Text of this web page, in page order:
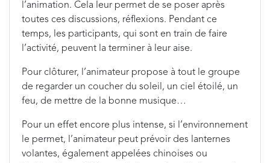
l’animation. Cela leur permet de se poser après
toutes ces discussions, réflexions. Pendant ce
temps, les participants, qui sont en train de faire
l’activité, peuvent la terminer à leur aise.
Pour clôturer, l’animateur propose à tout le groupe
de regarder un coucher du soleil, un ciel étoilé, un
feu, de mettre de la bonne musique…
Pour un effet encore plus intense, si l’environnement
le permet, l’animateur peut prévoir des lanternes
volantes, également appelées chinoises ou